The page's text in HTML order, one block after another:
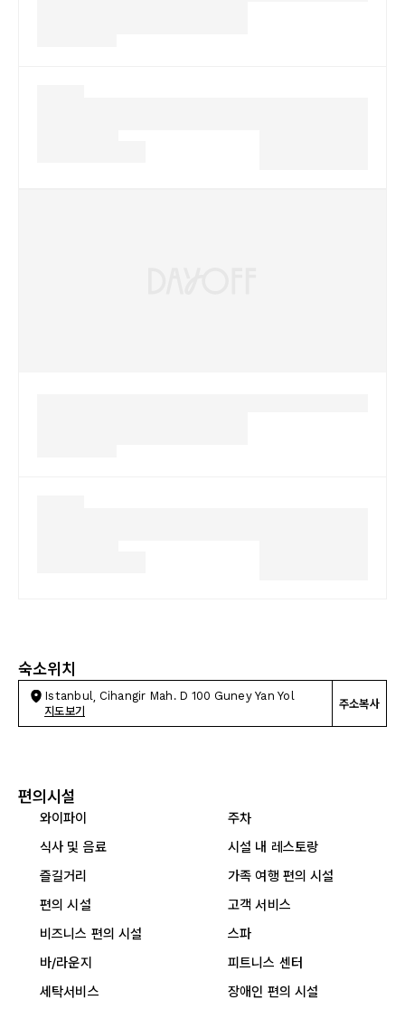
숙소위치
Istanbul, Cihangir Mah. D 100 Guney Yan Yol
지도보기
주소복사
편의시설
와이파이
주차
식사 및 음료
시설 내 레스토랑
즐길거리
가족 여행 편의 시설
편의 시설
고객 서비스
비즈니스 편의 시설
스파
바/라운지
피트니스 센터
세탁서비스
장애인 편의 시설